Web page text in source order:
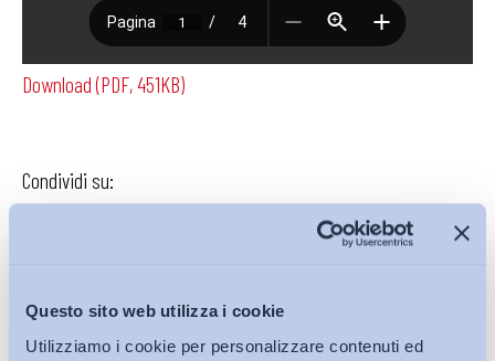
Questo sito web utilizza i cookie
Utilizziamo i cookie per personalizzare contenuti ed
Download (PDF, 451KB)
Condividi su:
Iscriviti alla Newsletter